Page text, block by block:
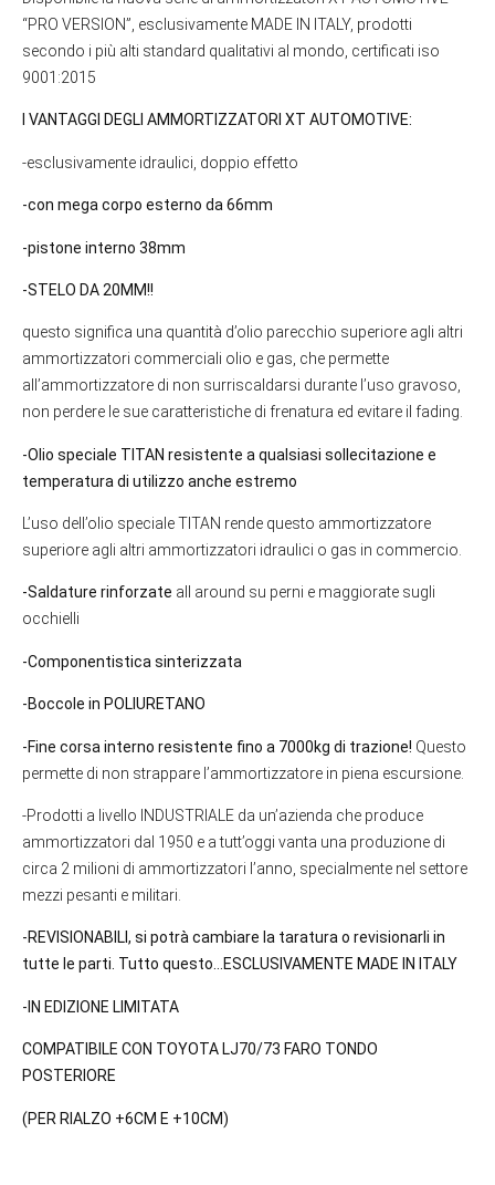
“PRO VERSION”, esclusivamente MADE IN ITALY, prodotti
secondo i più alti standard qualitativi al mondo, certificati iso
9001:2015
I VANTAGGI DEGLI AMMORTIZZATORI XT AUTOMOTIVE:
-esclusivamente idraulici, doppio effetto
-con mega corpo esterno da 66mm
-pistone interno 38mm
-STELO DA 20MM!!
questo significa una quantità d’olio parecchio superiore agli altri
ammortizzatori commerciali olio e gas, che permette
all’ammortizzatore di non surriscaldarsi durante l’uso gravoso,
non perdere le sue caratteristiche di frenatura ed evitare il fading.
-Olio speciale TITAN resistente a qualsiasi sollecitazione e
temperatura di utilizzo anche estremo
L’uso dell’olio speciale TITAN rende questo ammortizzatore
superiore agli altri ammortizzatori idraulici o gas in commercio.
-Saldature rinforzate all around su perni e maggiorate sugli
occhielli
-Componentistica sinterizzata
-Boccole in POLIURETANO
-Fine corsa interno resistente fino a 7000kg di trazione! Questo
permette di non strappare l’ammortizzatore in piena escursione.
-Prodotti a livello INDUSTRIALE da un’azienda che produce
ammortizzatori dal 1950 e a tutt’oggi vanta una produzione di
circa 2 milioni di ammortizzatori l’anno, specialmente nel settore
mezzi pesanti e militari.
-REVISIONABILI, si potrà cambiare la taratura o revisionarli in
tutte le parti. Tutto questo…ESCLUSIVAMENTE MADE IN ITALY
-IN EDIZIONE LIMITATA
COMPATIBILE CON TOYOTA LJ70/73 FARO TONDO
POSTERIORE
(PER RIALZO +6CM E +10CM)